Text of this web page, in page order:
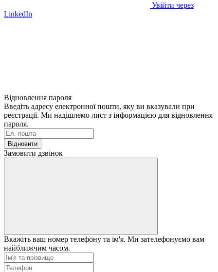
Увійти через
LinkedIn
Відновлення пароля
Введіть адресу електронної пошти, яку ви вказували при
реєстрації. Ми надішлемо лист з інформацією для відновлення
пароля.
Відновити
Замовити дзвінок
Вкажіть ваш номер телефону та ім'я. Ми зателефонуємо вам
найближчим часом.